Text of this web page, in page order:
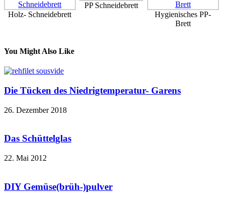
Holz- Schneidebrett
PP Schneidebrett
Hygienisches PP-
Brett
You Might Also Like
Die Tücken des Niedrigtemperatur- Garens
26. Dezember 2018
Das Schüttelglas
22. Mai 2012
DIY Gemüse(brüh-)pulver